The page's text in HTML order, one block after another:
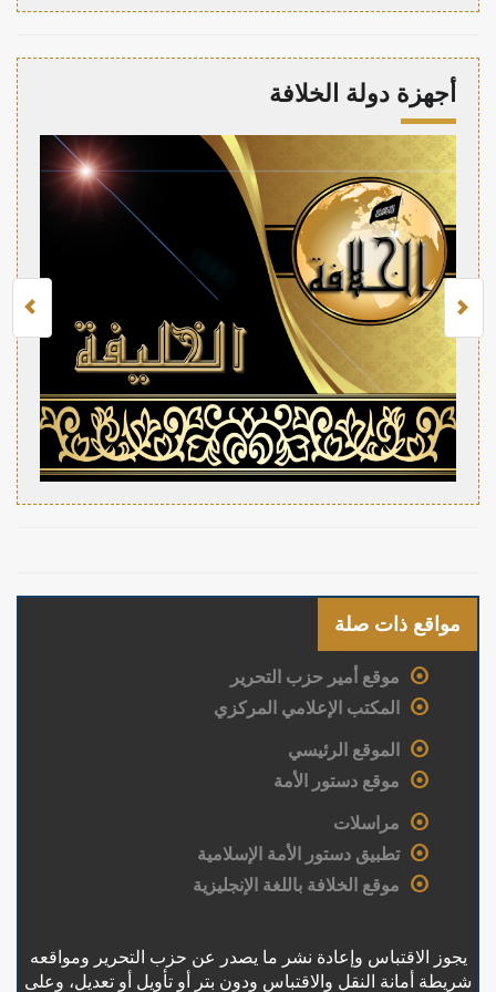
أجهزة دولة الخلافة
مواقع ذات صلة
موقع أمير حزب التحرير
المكتب الإعلامي المركزي
الموقع الرئيسي
موقع دستور الأمة
مراسلات
تطبيق دستور الأمة الإسلامية
موقع الخلافة باللغة الإنجليزية
يجوز الاقتباس وإعادة نشر ما يصدر عن حزب التحرير ومواقعه
شريطة أمانة النقل والاقتباس ودون بتر أو تأويل أو تعديل، وعلى